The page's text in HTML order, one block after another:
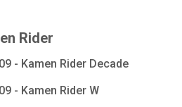
Rider
- Kamen Rider Decade
- Kamen Rider W